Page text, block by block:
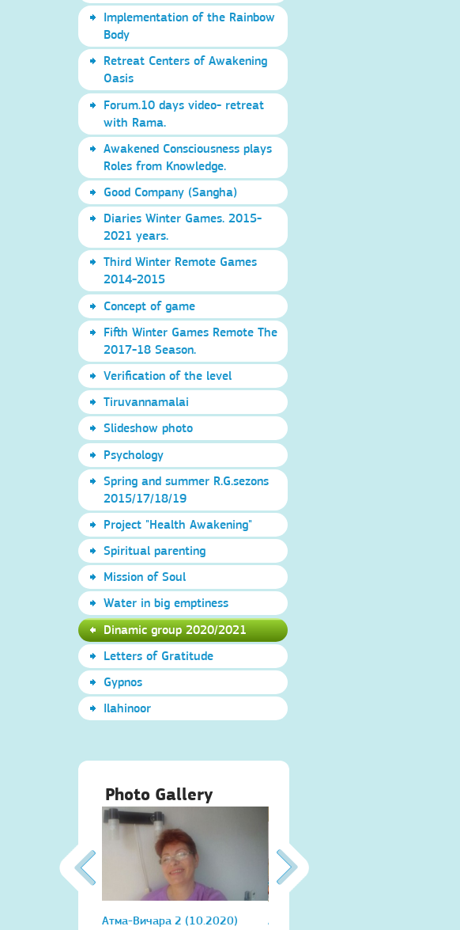
Implementation of the Rainbow
Body
Retreat Centers of Awakening
Oasis
Forum.10 days video- retreat
with Rama.
Awakened Consciousness plays
Roles from Knowledge.
Good Company (Sangha)
Diaries Winter Games. 2015-
2021 years.
Third Winter Remote Games
2014-2015
Concept of game
Fifth Winter Games Remote The
2017-18 Season.
Verification of the level
Tiruvannamalai
Slideshow photo
Psychology
Spring and summer R.G.sezons
2015/17/18/19
Project "Health Awakening"
Spiritual parenting
Mission of Soul
Water in big emptiness
Dinamic group 2020/2021
Letters of Gratitude
Gypnos
Ilahinoor
Photo Gallery
Атма-Вичара 2 (10.2020) Атма-Вичара 2 (10.2020)